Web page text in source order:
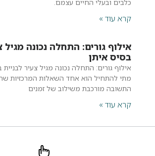
כלבים ובעלי החיים עצמם.
קרא עוד »
אילוף גורים: התחלה נכונה מגיל
בסיס איתן
אילוף גורים: התחלה נכונה מגיל צעיר לבניית
מתי להתחיל הוא אחד השאלות המרכזיות
התשובה מורכבת משילוב של זמנים
קרא עוד »